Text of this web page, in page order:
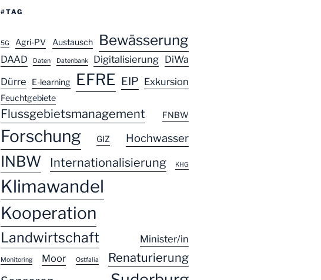
#TAG
5G Agri-PV Austausch Bewässerung
DAAD Daten Datenbank Digitalisierung DiWa
Dürre
E-learning EFRE EIP Exkursion
Feuchtgebiete
Flussgebietsmanagement FNBW
Forschung GIZ Hochwasser
INBW Internationalisierung KHG
Klimawandel
Kooperation
Landwirtschaft Minister/in
Monitoring Moor Ostfalia
Renaturierung